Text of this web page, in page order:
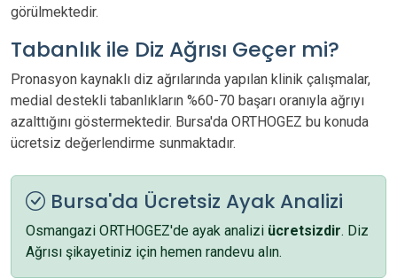
görülmektedir.
Tabanlık ile Diz Ağrısı Geçer mi?
Pronasyon kaynaklı diz ağrılarında yapılan klinik çalışmalar,
medial destekli tabanlıkların %60-70 başarı oranıyla ağrıyı
azalttığını göstermektedir. Bursa'da ORTHOGEZ bu konuda
ücretsiz değerlendirme sunmaktadır.
Bursa'da Ücretsiz Ayak Analizi
Osmangazi ORTHOGEZ'de ayak analizi ücretsizdir. Diz
Ağrısı şikayetiniz için hemen randevu alın.